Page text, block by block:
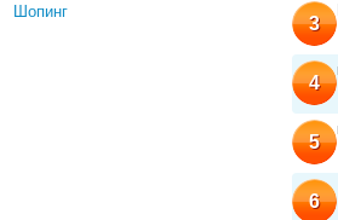
Шопинг
3
4
5
6